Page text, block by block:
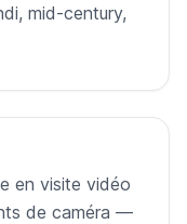
mid-century,
en visite vidéo
de caméra —